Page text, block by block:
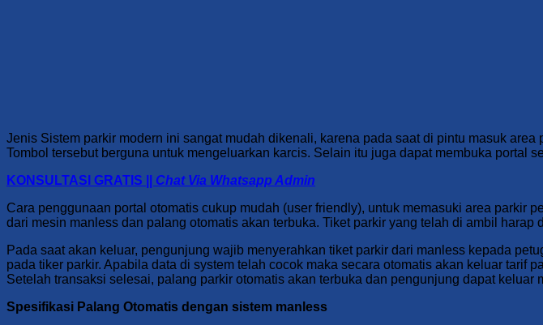
Jenis Sistem parkir modern ini sangat mudah dikenali, karena pada saat di pintu masuk
Tombol tersebut berguna untuk mengeluarkan karcis. Selain itu juga dapat membuka portal
KONSULTASI GRATIS || Chat Via Whatsapp Admin
Cara penggunaan portal otomatis cukup mudah (user friendly), untuk memasuki area parkir
dari mesin manless dan palang otomatis akan terbuka. Tiket parkir yang telah di ambil
Pada saat akan keluar, pengunjung wajib menyerahkan tiket parkir dari manless kepada
pada tiker parkir. Apabila data di system telah cocok maka secara otomatis akan keluar
Setelah transaksi selesai, palang parkir otomatis akan terbuka dan pengunjung dapat keluar
Spesifikasi Palang Otomatis dengan sistem manless